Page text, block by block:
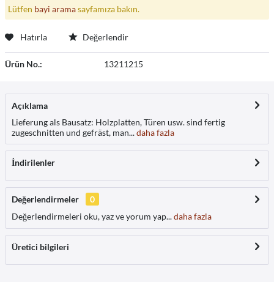
Lütfen bayi aramasayfamıza bakın.
Hatırla Değerlendir
Ürün No.: 13211215
Açıklama
Lieferung als Bausatz: Holzplatten, Türen usw. sind fertig
zugeschnitten und gefräst, man...daha fazla
İndirilenler
Değerlendirmeler
0
Değerlendirmeleri oku, yaz ve yorum yap...daha fazla
Üretici bilgileri